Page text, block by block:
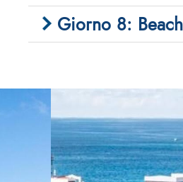
Giorno 8: